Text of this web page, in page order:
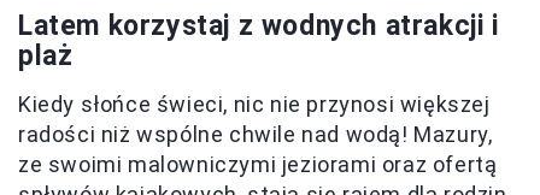
Latem korzystaj z wodnych atrakcji i
plaż
Kiedy słońce świeci, nic nie przynosi większej
radości niż wspólne chwile nad wodą! Mazury,
ze swoimi malowniczymi jeziorami oraz ofertą